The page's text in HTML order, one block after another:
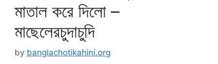
মাতাল করে দিলো –
মাছেলেরচুদাচুদি
by banglachotikahini.org